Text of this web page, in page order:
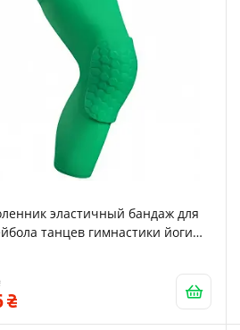
эластичный бандаж для
танцев гимнастики йоги